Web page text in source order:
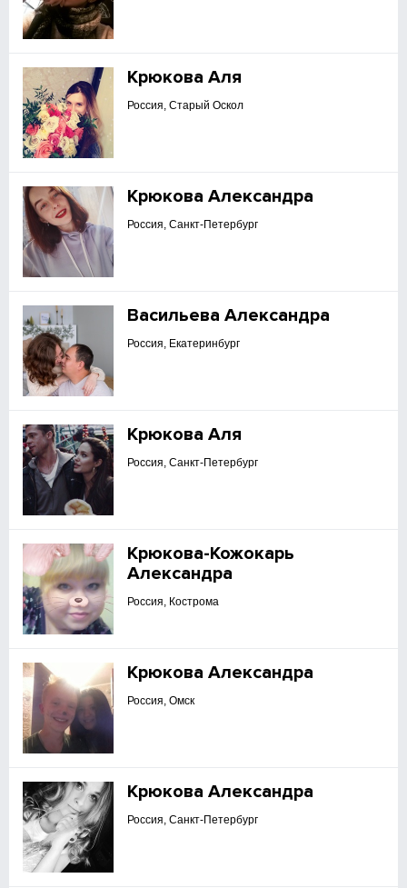
Крюкова Аля
Россия, Старый Оскол
Крюкова Александра
Россия, Санкт-Петербург
Васильева Александра
Россия, Екатеринбург
Крюкова Аля
Россия, Санкт-Петербург
Крюкова-Кожокарь
Александра
Россия, Кострома
Крюкова Александра
Россия, Омск
Крюкова Александра
Россия, Санкт-Петербург